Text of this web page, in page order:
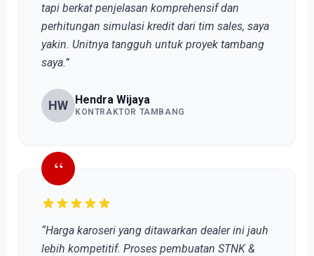
tapi berkat penjelasan komprehensif dan
perhitungan simulasi kredit dari tim sales, saya
yakin. Unitnya tangguh untuk proyek tambang
saya.”
HW Hendra Wijaya
KONTRAKTOR TAMBANG
“
“Harga karoseri yang ditawarkan dealer ini jauh
lebih kompetitif. Proses pembuatan STNK &